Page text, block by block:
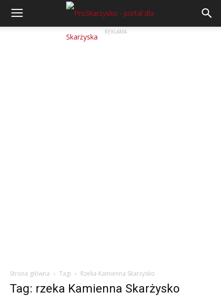
REKLAMA
Strona główna Tagi Rzeka Kamienna Skarżysko
Tag: rzeka Kamienna Skarżysko